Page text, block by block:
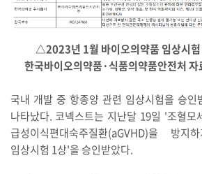
△2023년 1월 바이오의약품 임상시
한국바이오의약품·식품의약품안전처
국내 개발 중 항종양 관련 임상시험을 승인
나타났다. 코넥스트는 지난달 19일 '조혈모
급성이식편대숙주질환(aGVHD)을 방
임상시험 1상'을 승인받았다.